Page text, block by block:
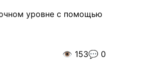
уровне с помощью
👁️ 153💬 0